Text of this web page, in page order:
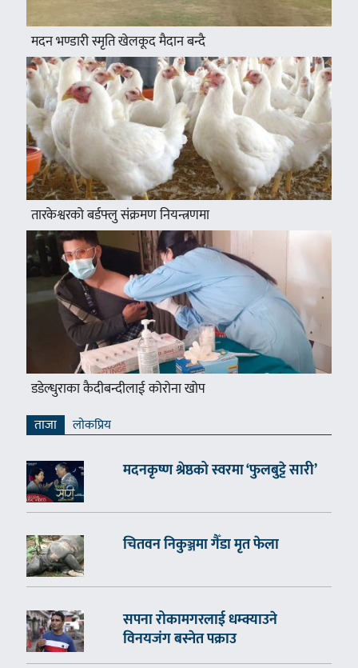
मदन भण्डारी स्मृति खेलकूद मैदान बन्दै
तारकेश्वरको बर्डफ्लु संक्रमण नियन्त्रणमा
डडेल्धुराका कैदीबन्दीलाई कोरोना खोप
ताजा लाेकप्रिय
मदनकृष्ण श्रेष्ठको स्वरमा ‘फुलबुट्टे सारी’
चितवन निकुञ्जमा गैँडा मृत फेला
सपना रोकामगरलाई धम्क्याउने
विनयजंग बस्नेत पक्राउ